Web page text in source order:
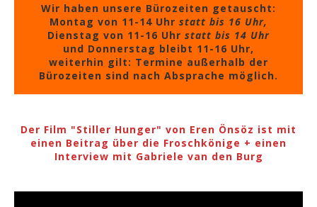
Wir haben unsere Bürozeiten getauscht:
Montag von 11-14 Uhr statt bis 16 Uhr,
Dienstag von 11-16 Uhr statt bis 14 Uhr
und Donnerstag bleibt 11-16 Uhr,
weiterhin gilt: Termine außerhalb der
Bürozeiten sind nach Absprache möglich.
Der Film "Stiller Hunger" von Eren Önsöz ist mit
einen Beitrag über die Froschkönige + einen
Interview mit Gabriele van den Burg